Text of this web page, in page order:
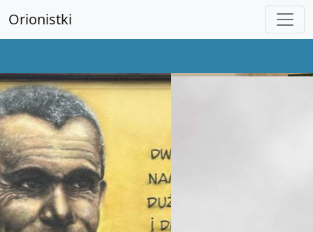
Orionistki